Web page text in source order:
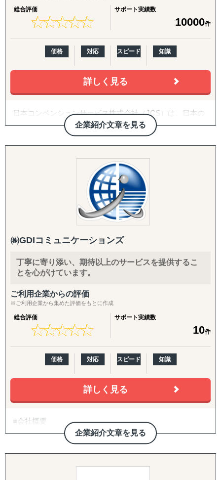
ング。
4. RPO（採用代行）
・採用計画から運用管理まで一貫サポート。フレキシブ
ルな契約と競争力のある料金が強み
(例：急成長中のIT企業がエンジニアを大量採用するた
め、RPOを導入。)
5. 海外企業の日本進出支援（EOR）
・海外企業が日本での事業展開をスムーズに進めるた
め、法人設立なしで従業員を雇用。
・日本市場進出を低コストかつ迅速に実現します。
6. 日本国内の外国人雇用・ビザ申請サポート
・日本国内で外国人を雇用する企業向けに、ビザ（在
留資格）申請・更新のサポートを提供。
まずはお気軽にお問い合わせください。
総合評価
★★★★★
★★★★★
サポート実績数
10000件
価格 対応 スピード 知識
詳しく見る
企業紹介文章を見る
日本コンベンションサービス株式会社（JCS）は、日本の
コンベンション業界のリーディングカンパニーで、コンベ
ンションやイベントの企画・運営サービスだけでなく、
1967年の創業以来、長年にわたり通訳・翻訳・人材サービ
スを一体で提供してきた、語学サービスのパイオニアで
通訳・翻訳はそれぞれ専門性の高いプロフェッショナル集
団が担い、人材サービスではビジネススキル × 語学の人材
派遣・紹介・業務委託を柔軟に組み合わせたソリューショ
ンを提供。単発対応に強い通訳会社、翻訳特化型ベンダ
ー、人材供給を主軸とする派遣会社とは異なり、「人」と
しています。
ダーを使い分ける手間をなくし、品質・効率・スピードを
同時に高めるワンストップパートナーとして企業を支援し
㈱GDIコミュニケーションズ
丁寧に寄り添い、期待以上のサービスを提供するこ
とを心がけています。
ご利用企業からの評価
※ご利用企業から集めた評価をもとに作成
総合評価
★★★★★
★★★★★
サポート実績数
10件
価格 対応 スピード 知識
詳しく見る
企業紹介文章を見る
■会社概要
・日本国内、海外の両方に人材を提供
・海外進出を目指す企業向けに、日本で人材育成（グロー
バルマインド研修など）を実施